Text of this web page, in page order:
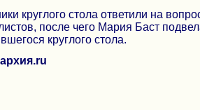
круглого стола ответили на
после чего Мария Баст
круглого стола.